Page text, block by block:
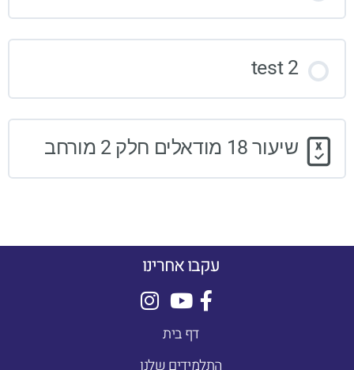
test 2
שיעור 18 מודאלים חלק 2 מורחב
דף בית
התלמידים שלנו
עקבו אחרינו